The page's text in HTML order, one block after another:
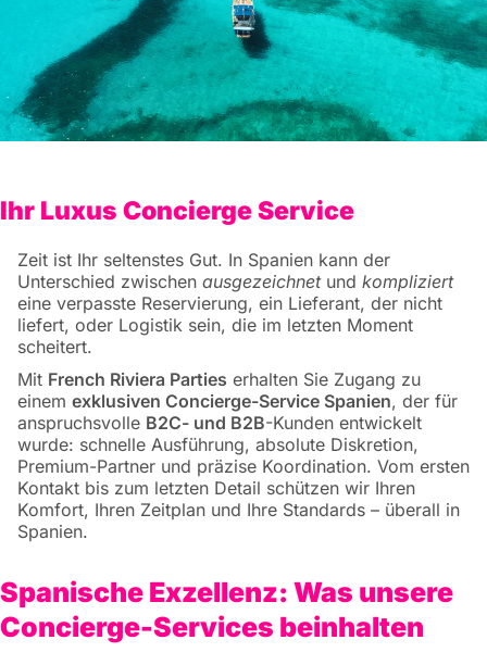
Ihr Luxus Concierge Service
Zeit ist Ihr seltenstes Gut. In Spanien kann der
Unterschied zwischen ausgezeichnetund kompliziert
eine verpasste Reservierung, ein Lieferant, der nicht
liefert, oder Logistik sein, die im letzten Moment
scheitert.
Mit French Riviera Parties erhalten Sie Zugang zu
einem exklusiven Concierge-Service Spanien, der für
anspruchsvolle B2C- und B2B-Kunden entwickelt
wurde: schnelle Ausführung, absolute Diskretion,
Premium-Partner und präzise Koordination. Vom ersten
Kontakt bis zum letzten Detail schützen wir Ihren
Komfort, Ihren Zeitplan und Ihre Standards – überall in
Spanien.
Spanische Exzellenz: Was unsere
Concierge-Services beinhalten